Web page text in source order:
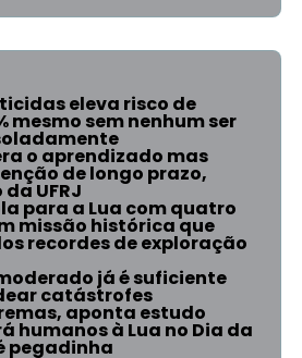
eleva risco de
mesmo sem nenhum ser
o aprendizado mas
de longo prazo,
UFRJ
para a Lua com quatro
missão histórica que
recordes de exploração
já é suficiente
catástrofes
aponta estudo
humanos à Lua no Dia da
pegadinha